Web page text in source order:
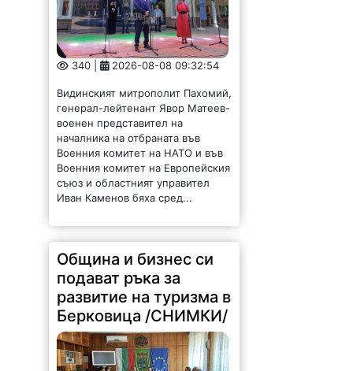
340 | 2026-08-08 09:32:54
Видинският митрополит Пахомий,
генерал-лейтенант Явор Матеев-
военен представител на
началника на отбраната във
Военния комитет на НАТО и във
Военния комитет на Европейския
съюз и областният управител
Иван Каменов бяха сред...
Община и бизнес си
подават ръка за
развитие на туризма в
Берковица /СНИМКИ/